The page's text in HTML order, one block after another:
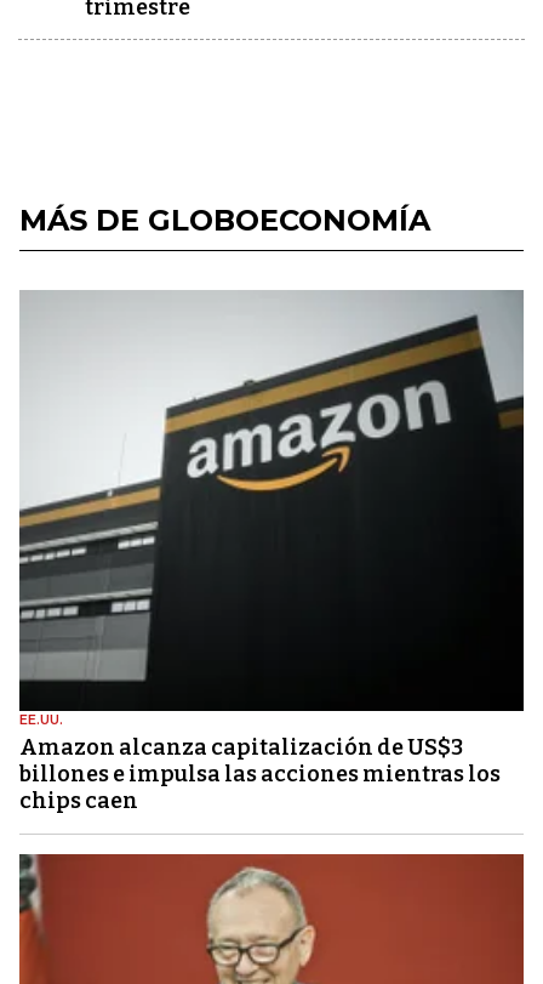
trimestre
MÁS DE GLOBOECONOMÍA
EE.UU.
Amazon alcanza capitalización de US$3
billones e impulsa las acciones mientras los
chips caen